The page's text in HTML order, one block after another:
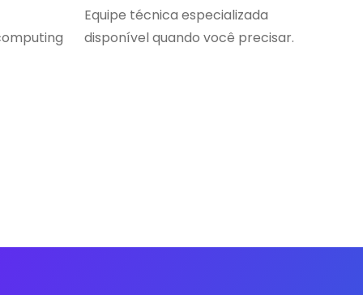
Equipe técnica especializada
disponível quando você precisar.